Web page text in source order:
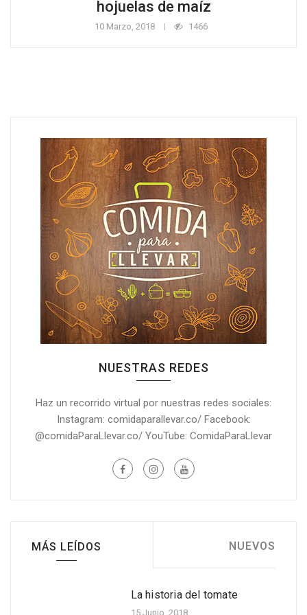
hojuelas de maíz
10 Marzo, 2018 1466
NUESTRAS REDES
Haz un recorrido virtual por nuestras redes sociales:
Instagram: comidaparallevar.co/ Facebook:
@comidaParaLlevar.co/ YouTube: ComidaParaLlevar
MÁS LEÍDOS NUEVOS
La historia del tomate
15 Junio, 2018
Cinco beneficios para la
salud de la piña